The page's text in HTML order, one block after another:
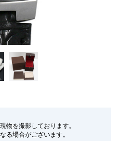
物を撮影しております。
る場合がございます。